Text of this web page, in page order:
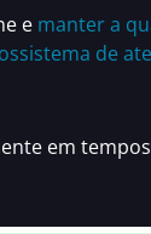
e manter a
de
em